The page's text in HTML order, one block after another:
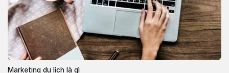
Marketing du lịch là gì